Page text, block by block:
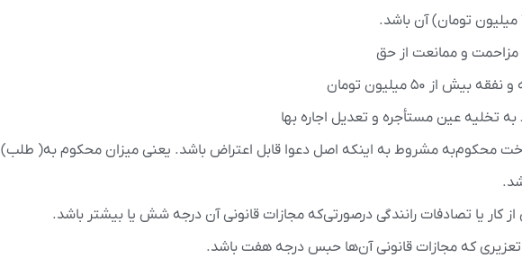
محکوم‌به مشروط به اینکه اصل دعوا قابل اعتراض باشد. یعنی میزان محکوم به( طلب)